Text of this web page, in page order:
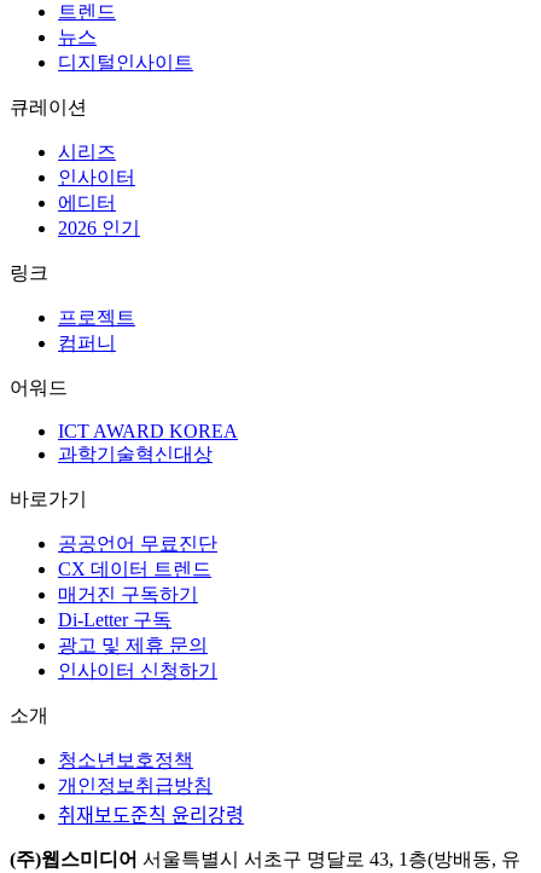
트렌드
뉴스
디지털인사이트
큐레이션
시리즈
인사이터
에디터
2026 인기
링크
프로젝트
컴퍼니
어워드
ICT AWARD KOREA
과학기술혁신대상
바로가기
공공언어 무료진단
CX 데이터 트렌드
매거진 구독하기
Di-Letter 구독
광고 및 제휴 문의
인사이터 신청하기
소개
청소년보호정책
개인정보취급방침
취재보도준칙 윤리강령
(주)웹스미디어 서울특별시 서초구 명달로 43, 1층(방배동, 유